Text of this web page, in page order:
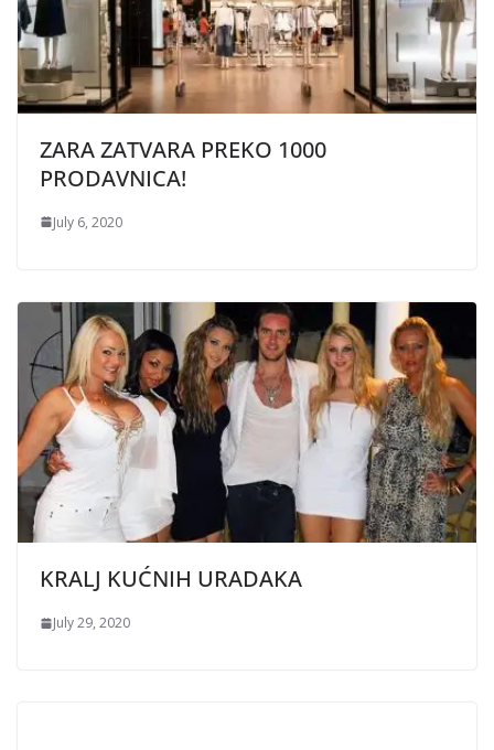
ZARA ZATVARA PREKO 1000
PRODAVNICA!
July 6, 2020
KRALJ KUĆNIH URADAKA
July 29, 2020